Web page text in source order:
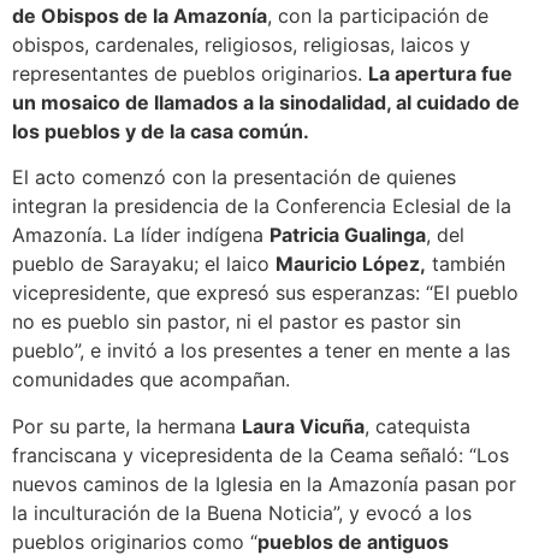
de Obispos de la Amazonía, con la participación de
obispos, cardenales, religiosos, religiosas, laicos y
representantes de pueblos originarios. La apertura fue
un mosaico de llamados a la sinodalidad, al cuidado de
los pueblos y de la casa común.
El acto comenzó con la presentación de quienes
integran la presidencia de la Conferencia Eclesial de la
Amazonía. La líder indígena Patricia Gualinga, del
pueblo de Sarayaku; el laico Mauricio López, también
vicepresidente, que expresó sus esperanzas: “El pueblo
no es pueblo sin pastor, ni el pastor es pastor sin
pueblo”, e invitó a los presentes a tener en mente a las
comunidades que acompañan.
Por su parte, la hermana Laura Vicuña, catequista
franciscana y vicepresidenta de la Ceama señaló: “Los
nuevos caminos de la Iglesia en la Amazonía pasan por
la inculturación de la Buena Noticia”, y evocó a los
pueblos originarios como “pueblos de antiguos